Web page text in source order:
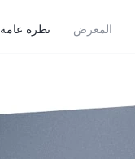
نظرة عامة المعرض